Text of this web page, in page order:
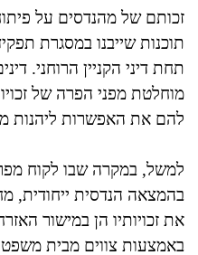
זכותם של מהנדסים על
תוכנות שייבנו במסגרת
תחת דיני הקניין הרוחני.
מוחלטת מפני הפרה של
להם את האפשרות ליהנות
למשל, במקרה שבו לקוח
בהמצאה הנדסית ייחודית,
את זכויותיו הן במישור
באמצעות צווים מבית משפט.